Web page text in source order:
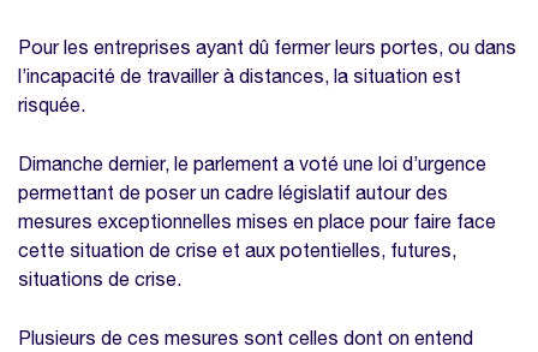
Pour les entreprises ayant dû fermer leurs portes, ou dans
l’incapacité de travailler à distances, la situation est
risquée.
Dimanche dernier, le parlement a voté une loi d’urgence
permettant de poser un cadre législatif autour des
mesures exceptionnelles mises en place pour faire face
cette situation de crise et aux potentielles, futures,
situations de crise.
Plusieurs de ces mesures sont celles dont on entend